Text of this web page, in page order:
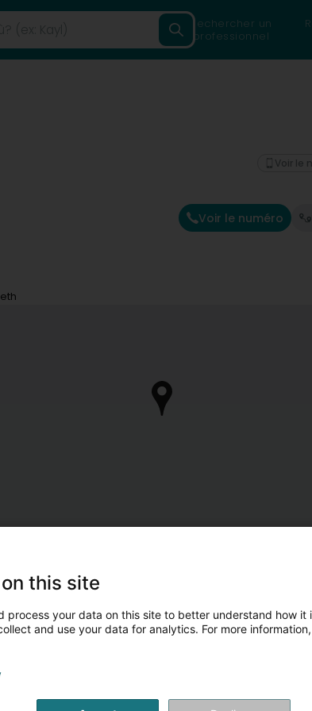
Rechercher un
professionnel
Voir le numéro
Voir le
this site
process your data on this site to better understand how it
and use your data for analytics. For more